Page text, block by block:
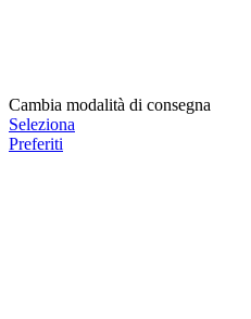
Cambia modalità di consegna
Seleziona
Preferiti